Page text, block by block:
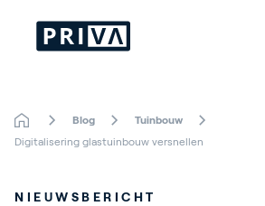
Tuinbouw
Blog
Tuinbouw
Digitalisering glastuinbouw versnellen
NIEUWSBERICHT